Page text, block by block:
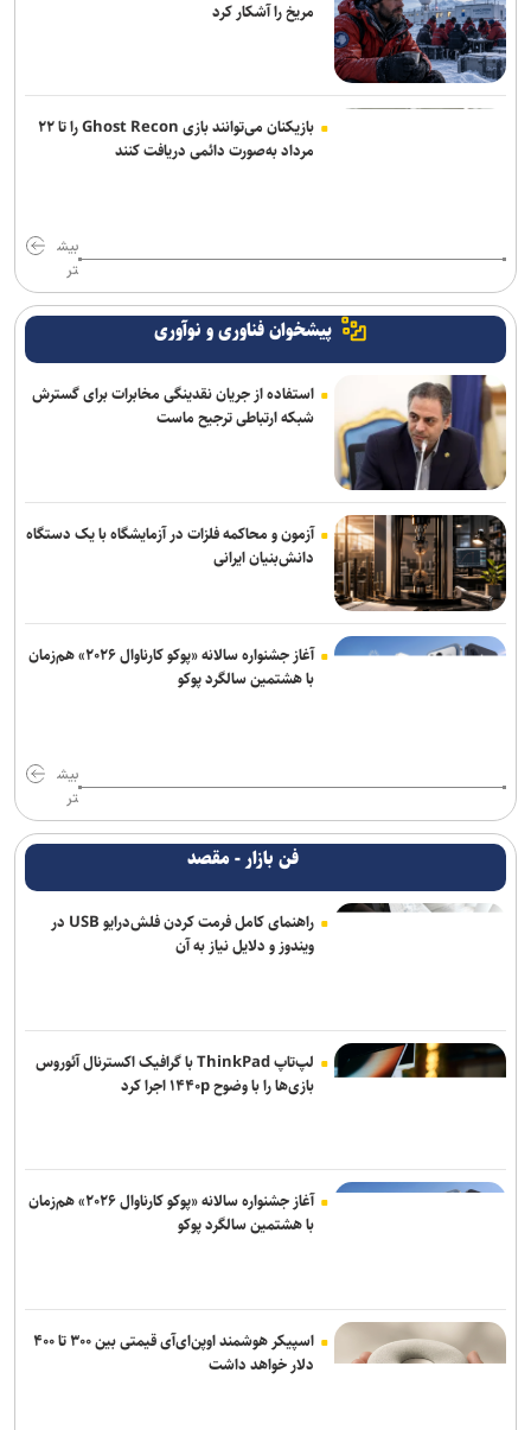
مریخ را آشکار کرد
بازیکنان می‌توانند بازی Ghost Recon را تا ۲۲
مرداد به‌صورت دائمی دریافت کنند
بیش
تر
پیشخوان فناوری و نوآوری
استفاده از جریان نقدینگی مخابرات برای گسترش
شبکه ارتباطی ترجیح ماست
آزمون و محاکمه فلزات در آزمایشگاه با یک دستگاه
دانش‌بنیان ایرانی
آغاز جشنواره سالانه «پوکو کارناوال ۲۰۲۶» هم‌زمان
با هشتمین سالگرد پوکو
بیش
تر
فن بازار - مقصد
راهنمای کامل فرمت کردن فلش‌درایو USB در
ویندوز و دلایل نیاز به آن
لپ‌تاپ ThinkPad با گرافیک اکسترنال آئوروس
بازی‌ها را با وضوح ۱۴۴۰p اجرا کرد
آغاز جشنواره سالانه «پوکو کارناوال ۲۰۲۶» هم‌زمان
با هشتمین سالگرد پوکو
اسپیکر هوشمند اوپن‌ای‌آی قیمتی بین ۳۰۰ تا ۴۰۰
دلار خواهد داشت